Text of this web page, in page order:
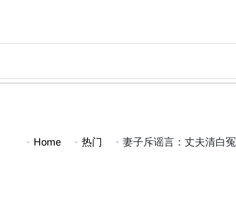
content
Home 热门 妻子斥谣言：丈夫清白